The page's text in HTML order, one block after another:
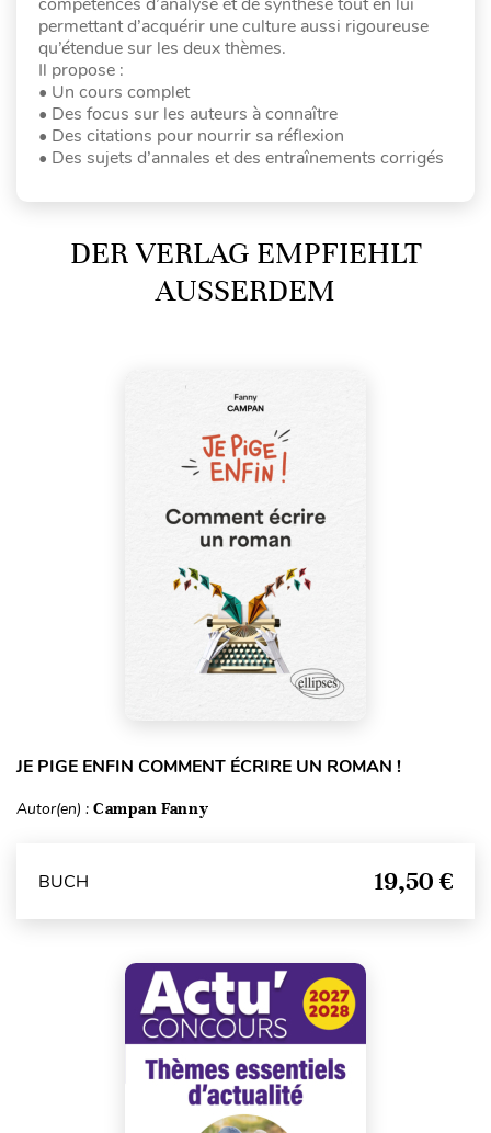
compétences d’analyse et de synthèse tout en lui
permettant d’acquérir une culture aussi rigoureuse
qu’étendue sur les deux thèmes.
Il propose :
• Un cours complet
• Des focus sur les auteurs à connaître
• Des citations pour nourrir sa réflexion
• Des sujets d’annales et des entraînements corrigés
DER VERLAG EMPFIEHLT
AUSSERDEM
JE PIGE ENFIN COMMENT ÉCRIRE UN ROMAN !
Autor(en) : Campan Fanny
BUCH 19,50 €